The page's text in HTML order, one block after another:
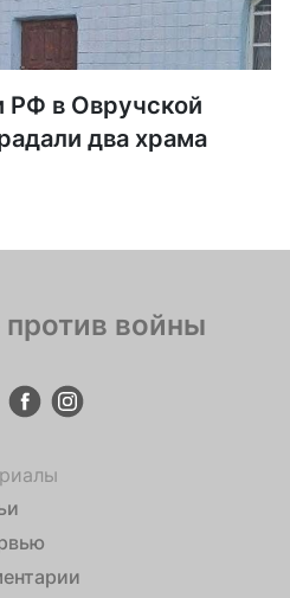
РФ в Овручской
два храма
войны